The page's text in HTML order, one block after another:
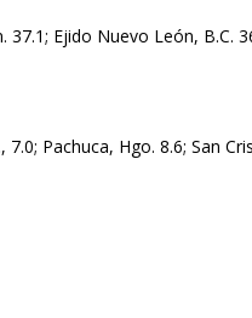
Ejido Nuevo León,
Pachuca, Hgo. 8.6; San